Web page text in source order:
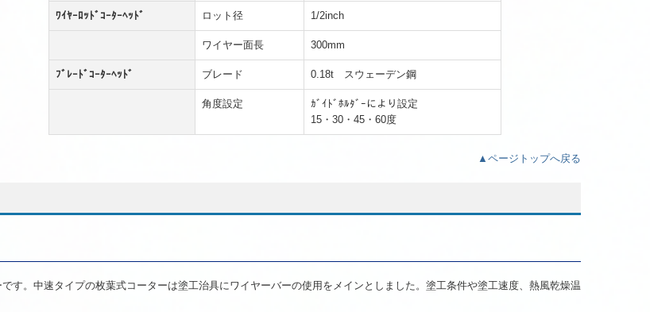
ﾜｲﾔｰﾛｯﾄﾞｺｰﾀｰﾍｯﾄﾞ ロット径 1/2inch
ワイヤー面長 300mm
ﾌﾞﾚｰﾄﾞｺｰﾀｰﾍｯﾄﾞ ブレード 0.18t スウェーデン鋼
角度設定
ｶﾞｲﾄﾞﾎﾙﾀﾞｰにより設定
15・30・45・60度
▲ページトップへ戻る
す。中速タイプの枚葉式コーターは塗工治具にワイヤーバーの使用をメインとしました。塗工条件や塗工速度、熱風乾燥温